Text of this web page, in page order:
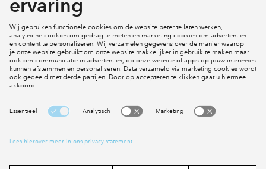
Social Media
Cookies